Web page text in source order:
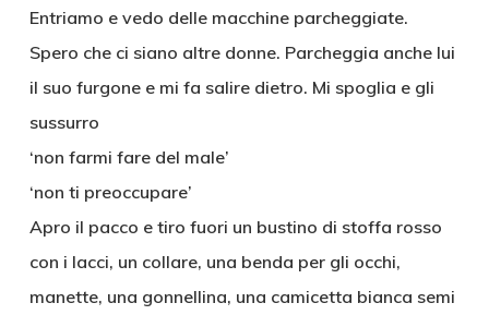
Entriamo e vedo delle macchine parcheggiate.
Spero che ci siano altre donne. Parcheggia anche lui
il suo furgone e mi fa salire dietro. Mi spoglia e gli
sussurro
‘non farmi fare del male’
‘non ti preoccupare’
Apro il pacco e tiro fuori un bustino di stoffa rosso
con i lacci, un collare, una benda per gli occhi,
manette, una gonnellina, una camicetta bianca semi